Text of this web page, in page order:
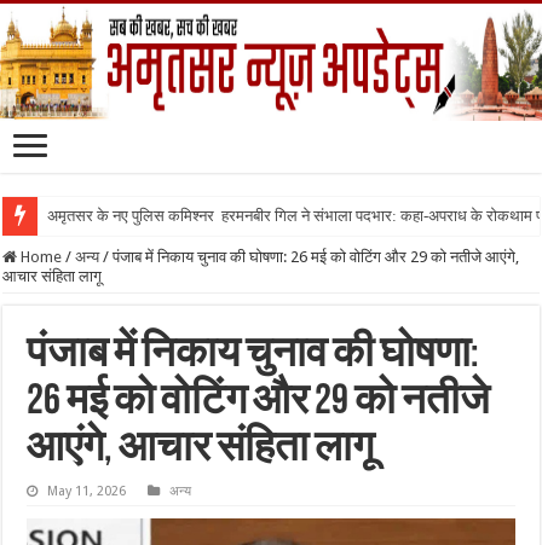
अमृतसर के नए पुलिस कमिश्नर हरमनबीर गिल ने संभाला पदभार: कहा-अपराध के रोकथाम
Home / अन्य / पंजाब में निकाय चुनाव की घोषणा: 26 मई को वोटिंग और 29 को नतीजे आएंगे,
आचार संहिता लागू
पंजाब में निकाय चुनाव की घोषणा:
26 मई को वोटिंग और 29 को नतीजे
आएंगे, आचार संहिता लागू
May 11, 2026 अन्य